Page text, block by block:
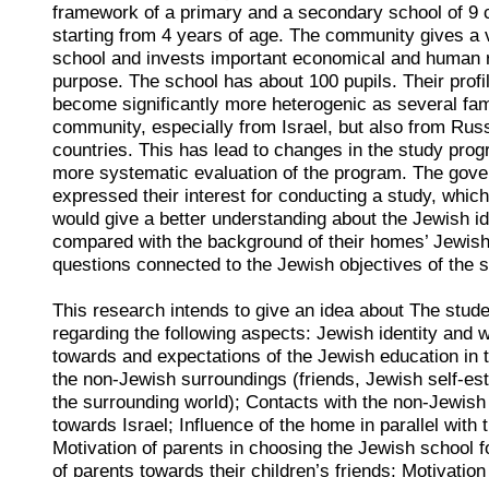
framework of a primary and a secondary school of 9
starting from 4 years of age. The community gives a
school and invests important economical and
purpose. The school has about 100 pupils. Their
become significantly more heterogenic as several
community, especially from Israel, but also from
countries. This has lead to changes in the study
more systematic evaluation of the program. The
expressed their interest for conducting a study,
would give a better understanding about the Jewish
compared with the background of their homes’
questions connected to the Jewish objectives of the
This research intends to give an idea about The
regarding the following aspects: Jewish identity and
towards and expectations of the Jewish education in
the non-Jewish surroundings (friends, Jewish self-
the surrounding world); Contacts with the non-
towards Israel; Influence of the home in parallel with
Motivation of parents in choosing the Jewish school
of parents towards their children’s friends;